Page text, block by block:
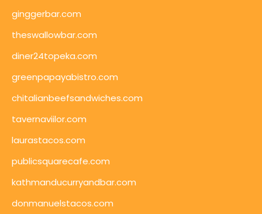
ginggerbar.com
theswallowbar.com
diner24topeka.com
greenpapayabistro.com
chitalianbeefsandwiches.com
tavernaviilor.com
laurastacos.com
publicsquarecafe.com
kathmanducurryandbar.com
donmanuelstacos.com